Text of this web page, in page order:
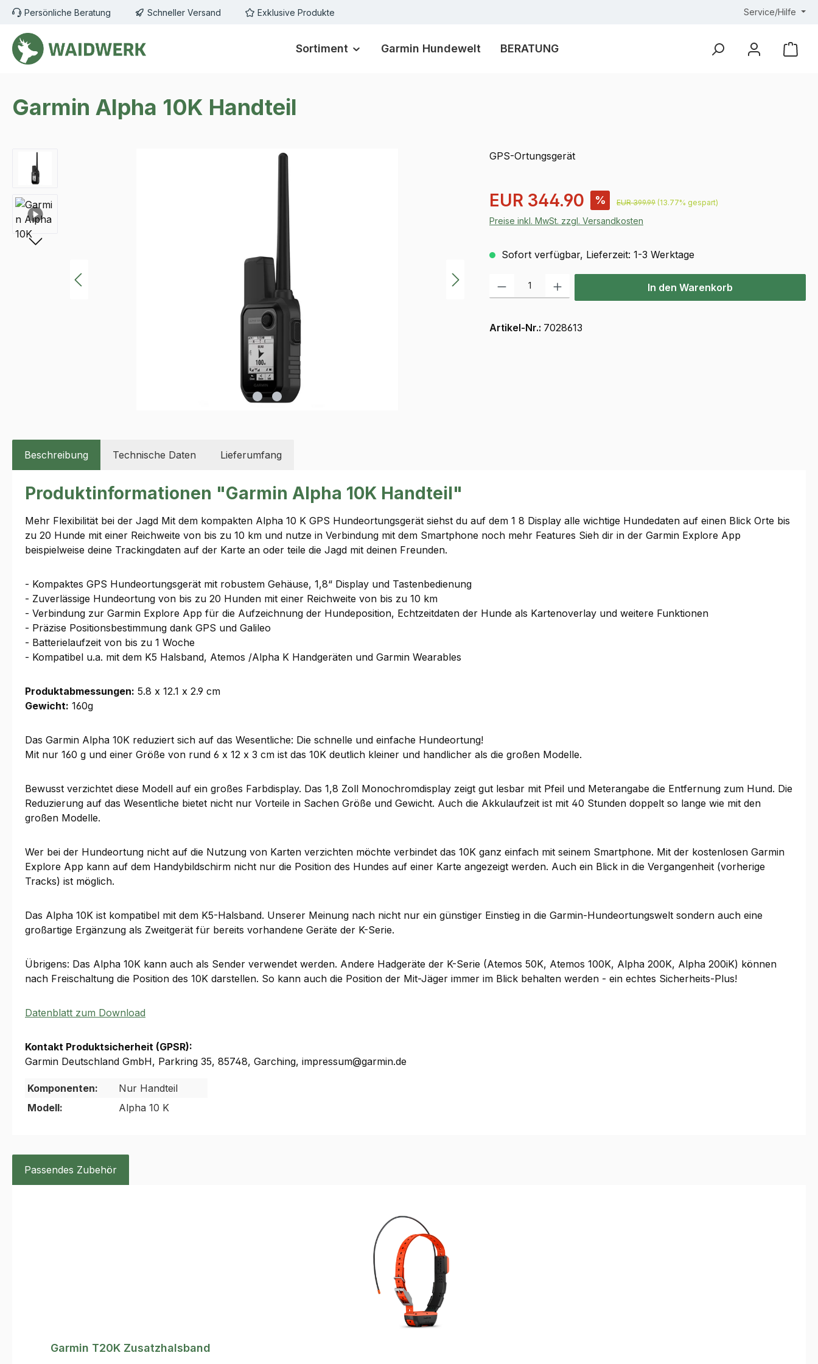
Hauptinhalt springen
Zur Suche springen
Zur Hauptnavigation springen
Persönliche Beratung Schneller Versand Exklusive Produkte Service/Hilfe
Sortiment Garmin Hundewelt BERATUNG
Garmin Alpha 10K Handteil
Bildergalerie überspringen GPS-Ortungsgerät
Verkaufspreis:
EUR 344.90 % Regulärer Preis:
EUR 399.99 (13.77% gespart)
Preise inkl. MwSt. zzgl. Versandkosten
Sofort verfügbar, Lieferzeit: 1-3 Werktage
Produkt Anzahl: Gib den gewünschten Wert ein oder benutze die Schaltflächen
In den Warenkorb
Artikel-Nr.: 7028613
Beschreibung Technische Daten Lieferumfang
Produktinformationen "Garmin Alpha 10K Handteil"
Mehr Flexibilität bei der Jagd Mit dem kompakten Alpha 10 K GPS Hundeortungsgerät siehst du auf dem 1 8 Display alle wichtige Hundedaten auf einen Blick Orte bis
zu 20 Hunde mit einer Reichweite von bis zu 10 km und nutze in Verbindung mit dem Smartphone noch mehr Features Sieh dir in der Garmin Explore App
beispielweise deine Trackingdaten auf der Karte an oder teile die Jagd mit deinen Freunden.
- Kompaktes GPS Hundeortungsgerät mit robustem Gehäuse, 1,8“ Display und Tastenbedienung
- Zuverlässige Hundeortung von bis zu 20 Hunden mit einer Reichweite von bis zu 10 km
- Verbindung zur Garmin Explore App für die Aufzeichnung der Hundeposition, Echtzeitdaten der Hunde als Kartenoverlay und weitere Funktionen
- Präzise Positionsbestimmung dank GPS und Galileo
- Batterielaufzeit von bis zu 1 Woche
- Kompatibel u.a. mit dem K5 Halsband, Atemos /Alpha K Handgeräten und Garmin Wearables
Produktabmessungen: 5.8 x 12.1 x 2.9 cm
Gewicht: 160g
Das Garmin Alpha 10K reduziert sich auf das Wesentliche: Die schnelle und einfache Hundeortung!
Mit nur 160 g und einer Größe von rund 6 x 12 x 3 cm ist das 10K deutlich kleiner und handlicher als die großen Modelle.
Bewusst verzichtet diese Modell auf ein großes Farbdisplay. Das 1,8 Zoll Monochromdisplay zeigt gut lesbar mit Pfeil und Meterangabe die Entfernung zum Hund. Die
Reduzierung auf das Wesentliche bietet nicht nur Vorteile in Sachen Größe und Gewicht. Auch die Akkulaufzeit ist mit 40 Stunden doppelt so lange wie mit den
großen Modelle.
Wer bei der Hundeortung nicht auf die Nutzung von Karten verzichten möchte verbindet das 10K ganz einfach mit seinem Smartphone. Mit der kostenlosen Garmin
Explore App kann auf dem Handybildschirm nicht nur die Position des Hundes auf einer Karte angezeigt werden. Auch ein Blick in die Vergangenheit (vorherige
Tracks) ist möglich.
Das Alpha 10K ist kompatibel mit dem K5-Halsband. Unserer Meinung nach nicht nur ein günstiger Einstieg in die Garmin-Hundeortungswelt sondern auch eine
großartige Ergänzung als Zweitgerät für bereits vorhandene Geräte der K-Serie.
Übrigens: Das Alpha 10K kann auch als Sender verwendet werden. Andere Hadgeräte der K-Serie (Atemos 50K, Atemos 100K, Alpha 200K, Alpha 200iK) können
nach Freischaltung die Position des 10K darstellen. So kann auch die Position der Mit-Jäger immer im Blick behalten werden - ein echtes Sicherheits-Plus!
Datenblatt zum Download
Kontakt Produktsicherheit (GPSR):
Garmin Deutschland GmbH, Parkring 35, 85748, Garching, impressum@garmin.de
Komponenten:
Nur Handteil
Modell:
Alpha 10 K
Passendes Zubehör
Garmin T20K Zusatzhalsband